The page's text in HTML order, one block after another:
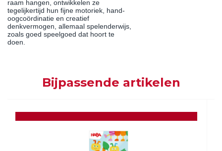
raam hangen, ontwikkelen ze
tegelijkertijd hun fijne motoriek, hand-
oogcoördinatie en creatief
denkvermogen, allemaal spelenderwijs,
zoals goed speelgoed dat hoort te
doen.
Bijpassende artikelen